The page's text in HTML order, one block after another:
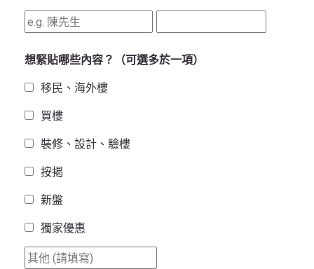
想緊貼哪些內容？（可選多於一項）
移民、海外樓
買樓
裝修、設計、驗樓
按揭
新盤
獨家優惠